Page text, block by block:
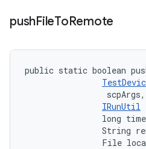
pushFileToRemote
public static boolean
scpArgs,
IRunUtil
long
String
File